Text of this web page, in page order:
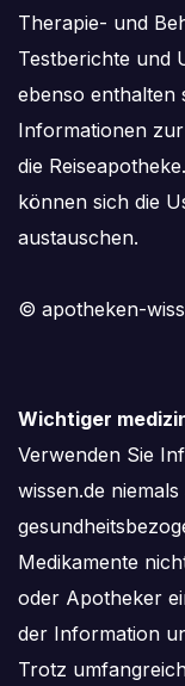
Therapie- und
Testberichte und
ebenso enthalten
Informationen
die
können sich die
austauschen.
© apotheken-
Wichtiger
Verwenden Sie
wissen.de
Medikamente
oder Apotheker
der Information
Trotz